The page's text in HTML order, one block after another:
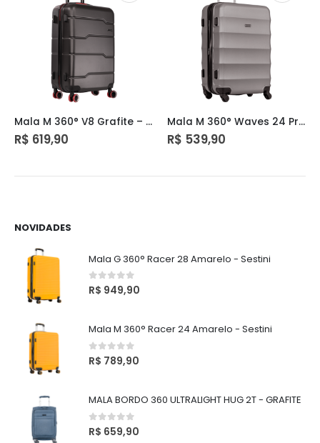
Mala M 360° V8 Grafite – Sestini
R$ 619,90
Mala M 360° Waves 24 Prata – Sestini
R$ 539,90
NOVIDADES
Mala G 360° Racer 28 Amarelo - Sestini
0out of 5
R$ 949,90
Mala M 360° Racer 24 Amarelo - Sestini
0out of 5
R$ 789,90
MALA BORDO 360 ULTRALIGHT HUG 2T - GRAFITE
0out of 5
R$ 659,90